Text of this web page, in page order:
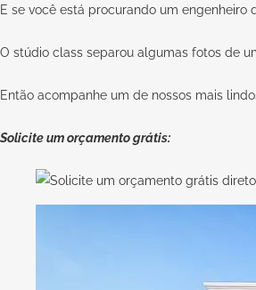
E se você está procurando um engenheiro
O stúdio class separou algumas fotos de
Então acompanhe um de nossos mais
Solicite um orçamento grátis: